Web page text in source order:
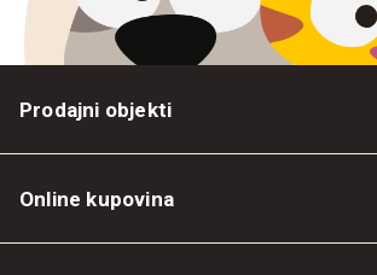
Prodajni objekti
Online kupovina